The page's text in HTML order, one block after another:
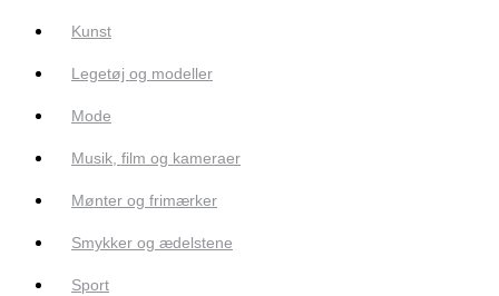
Kunst
Legetøj og modeller
Mode
Musik, film og kameraer
Mønter og frimærker
Smykker og ædelstene
Sport